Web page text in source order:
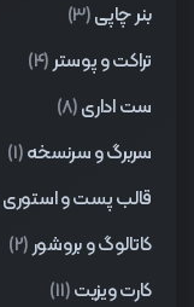
بنر چاپی(3)
تراکت و پوستر(4)
ست اداری(8)
سربرگ و سرنسخه(1)
قالب پست و استوری
کاتالوگ و بروشور(2)
کارت ویزیت(11)